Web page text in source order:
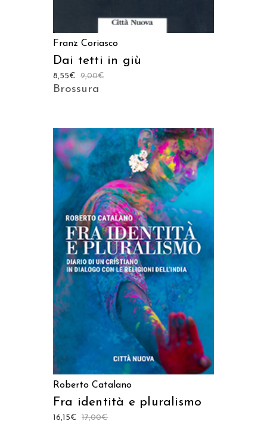
Franz Coriasco
Dai tetti in giù
9,00€
8,55€
Brossura
AGGIUNGI AL CARRELLO
Roberto Catalano
Fra identità e pluralismo
17,00€
16,15€